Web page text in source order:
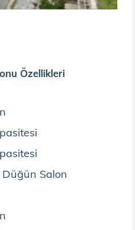
Özellikleri
Düğün Salon